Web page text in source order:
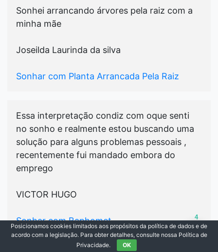
Sonhei arrancando árvores pela raiz com a
minha mãe
Joseilda Laurinda da silva
Sonhar com Planta Arrancada Pela Raiz
Essa interpretação condiz com oque senti
no sonho e realmente estou buscando uma
solução para alguns problemas pessoais ,
recentemente fui mandado embora do
emprego
VICTOR HUGO
Sonhar com Baphomet
Posicionamos cookies limitados aos propósitos da política de dados e de
acordo com a legislação. Para obter detalhes, consulte nossa Política de
Privacidade.
OK
4